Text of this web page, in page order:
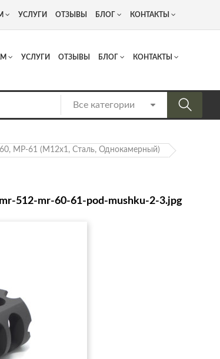
Котельнический проезд 13 +7 (917) 537 17 16
УСЛУГИ ОТЗЫВЫ БЛОГ КОНТАКТЫ
УСЛУГИ ОТЗЫВЫ БЛОГ КОНТАКТЫ
МР-61 (М12х1, Сталь, Однокамерный)
512-mr-60-61-pod-mushku-2-3.jpg